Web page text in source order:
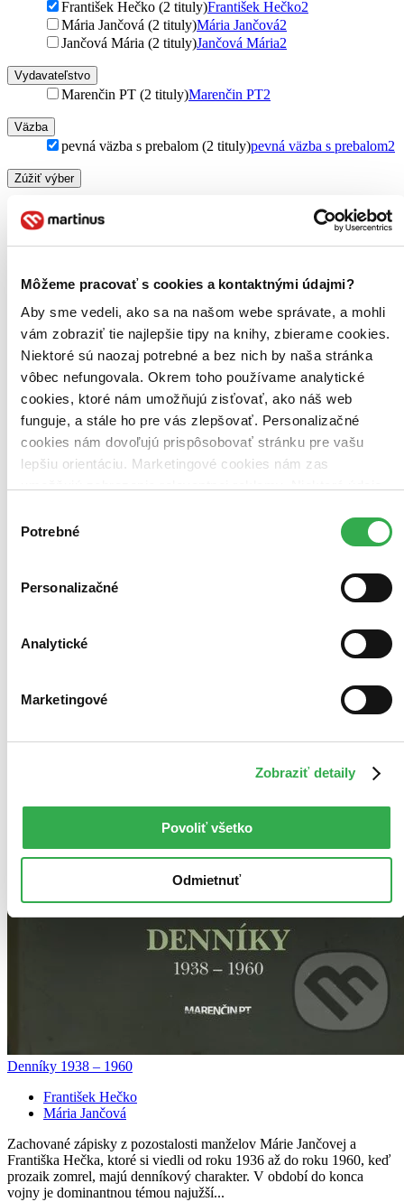
Môžeme pracovať s cookies a kontaktnými údajmi?
Aby sme vedeli, ako sa na našom webe správate, a mohli
vám zobraziť tie najlepšie tipy na knihy, zbierame cookies.
Niektoré sú naozaj potrebné a bez nich by naša stránka
vôbec nefungovala. Okrem toho používame analytické
cookies, ktoré nám umožňujú zisťovať, ako náš web
funguje, a stále ho pre vás zlepšovať. Personalizačné
cookies nám dovoľujú prispôsobovať stránku pre vašu
lepšiu orientáciu. Marketingové cookies nám zas
keby sme mohli používať všetky tieto cookies. Ďakujeme!
súhlasu
Potrebné
Personalizačné
Analytické
Marketingové
Zobraziť detaily
Povoliť všetko
Odmietnuť
František Hečko (2 tituly)František Hečko2
Mária Jančová (2 tituly)Mária Jančová2
Jančová Mária (2 tituly)Jančová Mária2
Vydavateľstvo
Marenčin PT (2 tituly)Marenčin PT2
Väzba
pevná väzba s prebalom (2 tituly)pevná väzba s prebalom2
Zúžiť výber
Zoradiť
Top hodnotené
Novinky
Najdrahšie
Najvyššia zľava
Použité filtre
Zrušiť filtre
Autor František HečkoPevná väzba s prebalom
Denníky 1938 – 1960
František Hečko
Mária Jančová
Zachované zápisky z pozostalosti manželov Márie Jančovej a
Františka Hečka, ktoré si viedli od roku 1936 až do roku 1960, keď
prozaik zomrel, majú denníkový charakter. V období do konca
vojny je dominantnou témou najužší...